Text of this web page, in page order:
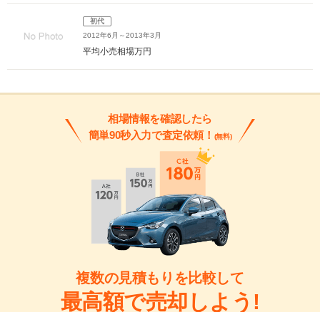
初代
2012年6月～2013年3月
平均小売相場万円
相場情報を確認したら
簡単90秒入力で査定依頼！ (無料)
複数の見積もりを比較して
最高額で売却しよう!